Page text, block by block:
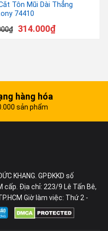
Tôn Mũi Dài Thẳng
74410
₫ 314.000₫
hàng hóa
sản phẩm
KHANG. GPĐKKD số
cấp. Địa chỉ: 223/9 Lê Tấn Bê,
Giờ làm việc: Thứ 2 -